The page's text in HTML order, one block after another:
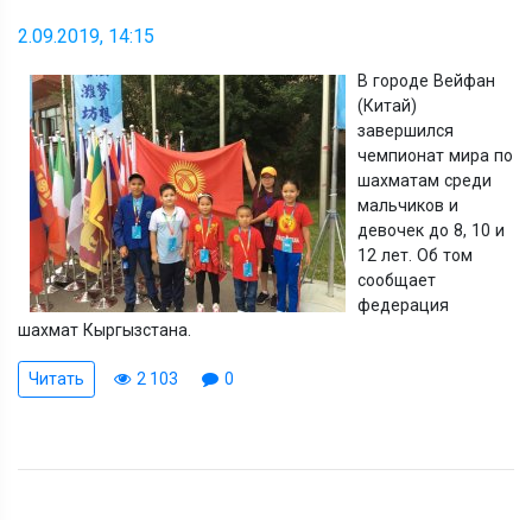
2.09.2019, 14:15
В городе Вейфан
(Китай)
завершился
чемпионат мира по
шахматам среди
мальчиков и
девочек до 8, 10 и
12 лет. Об том
сообщает
федерация
шахмат Кыргызстана.
Читать 2 103 0